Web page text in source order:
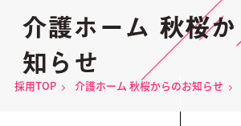
介護ホーム 秋桜
知らせ
採用TOP 介護ホーム 秋桜からのお知らせ